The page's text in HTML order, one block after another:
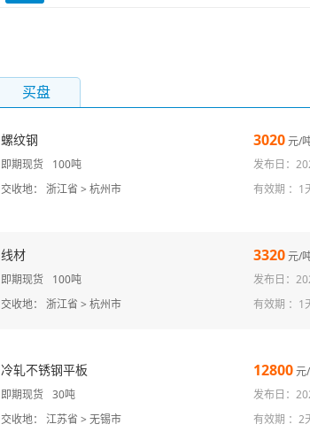
买盘
螺纹钢 3020元/
发布日：
即期现货
100吨
交收地： 浙江省 > 杭州市
有效期 ： 1
线材 3320元/
发布日：
即期现货
100吨
交收地： 浙江省 > 杭州市
有效期 ： 1
冷轧不锈钢平板 12800元
发布日：
即期现货 30吨
交收地： 江苏省 > 无锡市
有效期 ： 2